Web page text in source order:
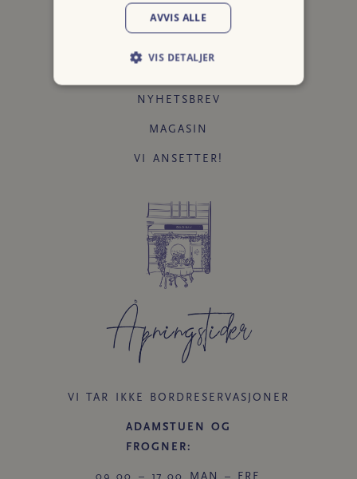
Media
NYHETSBREV
MAGASIN
VI ANSETTER!
Åpningstider​
VI TAR IKKE BORDRESERVASJONER
ADAMSTUEN OG
FROGNER:
AVVIS ALLE
VIS DETALJER